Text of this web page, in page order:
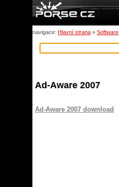
navigace: Hlavní strana » Software
Ad-Aware 2007
Ad-Aware 2007 download